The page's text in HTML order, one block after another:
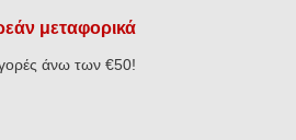
μεταφορικά
άνω των €50!